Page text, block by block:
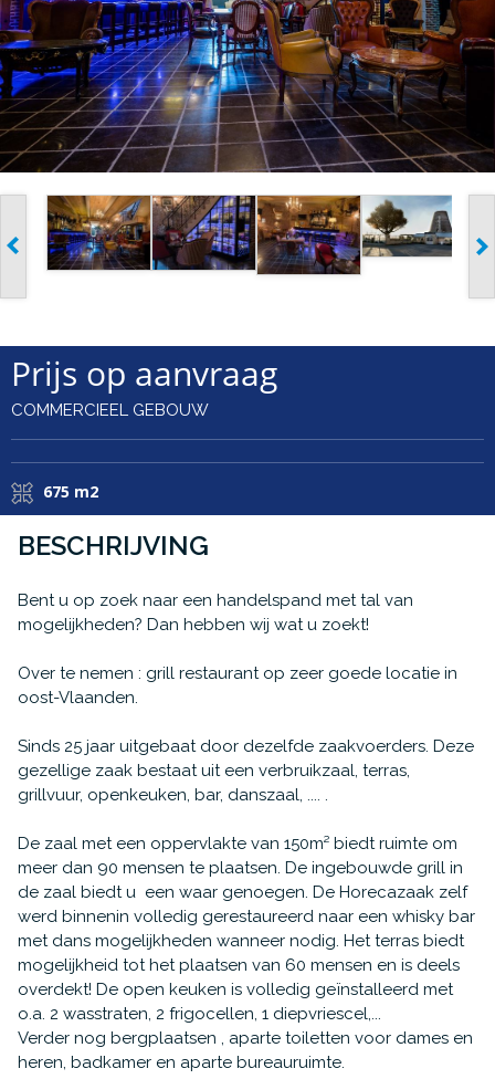
Prijs op aanvraag
COMMERCIEEL GEBOUW
675 m2
BESCHRIJVING
Bent u op zoek naar een handelspand met tal van
mogelijkheden? Dan hebben wij wat u zoekt!
Over te nemen : grill restaurant op zeer goede locatie in
oost-Vlaanden.
Sinds 25 jaar uitgebaat door dezelfde zaakvoerders. Deze
gezellige zaak bestaat uit een verbruikzaal, terras,
grillvuur, openkeuken, bar, danszaal, .... .
De zaal met een oppervlakte van 150m² biedt ruimte om
meer dan 90 mensen te plaatsen. De ingebouwde grill in
de zaal biedt u een waar genoegen. De Horecazaak zelf
werd binnenin volledig gerestaureerd naar een whisky bar
met dans mogelijkheden wanneer nodig. Het terras biedt
mogelijkheid tot het plaatsen van 60 mensen en is deels
overdekt! De open keuken is volledig geïnstalleerd met
o.a. 2 wasstraten, 2 frigocellen, 1 diepvriescel,...
Verder nog bergplaatsen , aparte toiletten voor dames en
heren, badkamer en aparte bureauruimte.